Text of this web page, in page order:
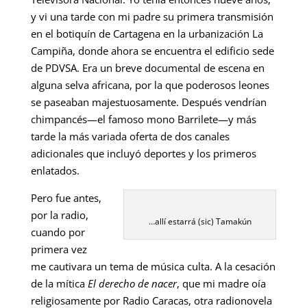
y vi una tarde con mi padre su primera transmisión
en el botiquín de Cartagena en la urbanización La
Campiña, donde ahora se encuentra el edificio sede
de PDVSA. Era un breve documental de escena en
alguna selva africana, por la que poderosos leones
se paseaban majestuosamente. Después vendrían
chimpancés—el famoso mono Barrilete—y más
tarde la más variada oferta de dos canales
adicionales que incluyó deportes y los primeros
enlatados.
…allí estarrá (sic) Tamakún
Pero fue antes,
por la radio,
cuando por
primera vez
me cautivara un tema de música culta. A la cesación
de la mítica El derecho de nacer, que mi madre oía
religiosamente por Radio Caracas, otra radionovela